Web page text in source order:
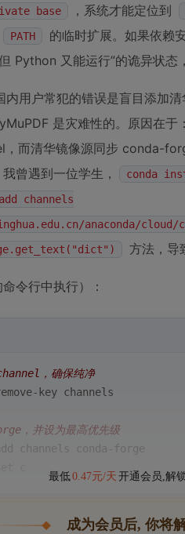
base ，系统才能定位到
PATH
的临时扩展。如果依赖
Python 又能运行”的诡异状态
用户常犯的错误是盲目添加
是灾难性的。原因在
而清华镜像源同步 conda-
曾遇到一位学生，
conda
channels
anaconda/cloud/
方法，导
令行中执行）：
，确保纯净
key channels
，并设为最高优先级
channels conda-forge
最低0.47元/天 开通会员,解
成为会员后, 你将